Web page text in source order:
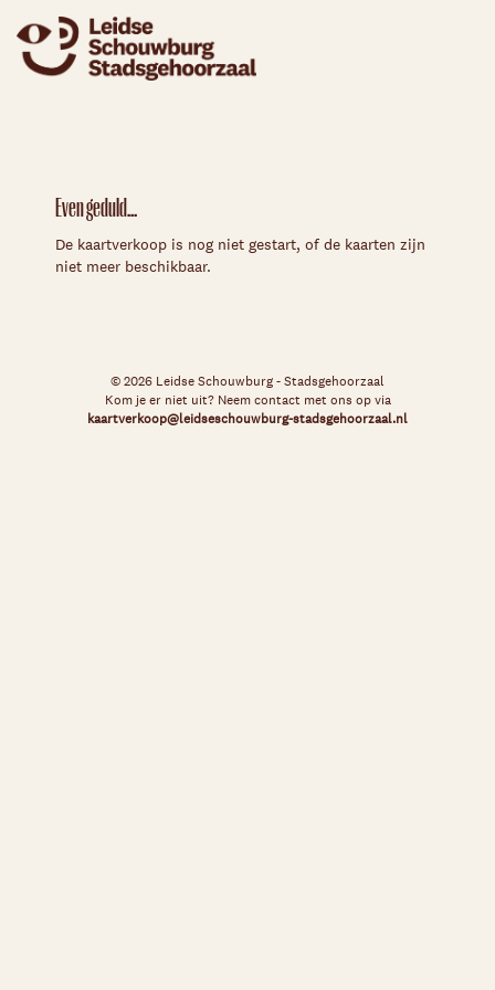
Even geduld...
De kaartverkoop is nog niet gestart, of de kaarten zijn
niet meer beschikbaar.
© 2026 Leidse Schouwburg - Stadsgehoorzaal
Kom je er niet uit? Neem contact met ons op via
kaartverkoop@leidseschouwburg-stadsgehoorzaal.nl